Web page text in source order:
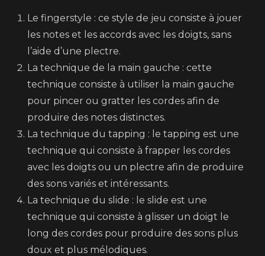
Le fingerstyle : ce style de jeu consiste à jouer
les notes et les accords avec les doigts, sans
l’aide d’une plectre.
La technique de la main gauche : cette
technique consiste à utiliser la main gauche
pour pincer ou gratter les cordes afin de
produire des notes distinctes.
La technique du tapping : le tapping est une
technique qui consiste à frapper les cordes
avec les doigts ou un plectre afin de produire
des sons variés et intéressants.
La technique du slide : le slide est une
technique qui consiste à glisser un doigt le
long des cordes pour produire des sons plus
doux et plus mélodiques.